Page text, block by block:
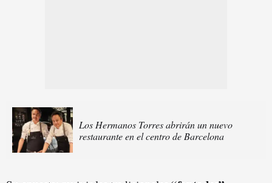
Los Hermanos Torres abrirán un nuevo
restaurante en el centro de Barcelona